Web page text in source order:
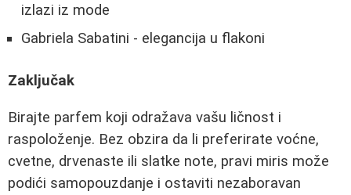
izlazi iz mode
Gabriela Sabatini - elegancija u flakoni
Zaključak
Birajte parfem koji odražava vašu ličnost i
raspoloženje. Bez obzira da li preferirate voćne,
cvetne, drvenaste ili slatke note, pravi miris može
podići samopouzdanje i ostaviti nezaboravan